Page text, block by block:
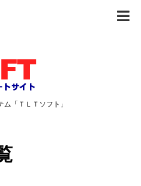
「ＴＬＴソフト」